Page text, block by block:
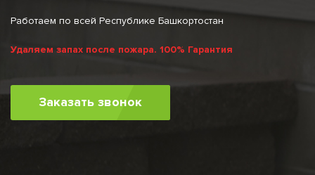
Работаем по всей Республике Башкортостан
Удаляем запах после пожара. 100% Гарантия
Заказать звонок